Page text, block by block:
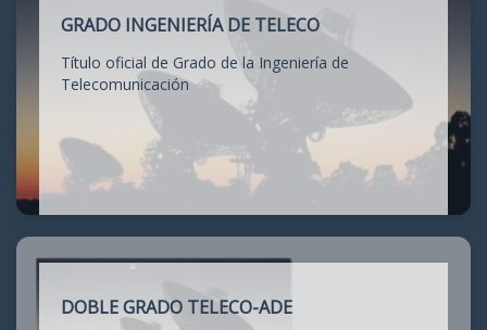
GRADO INGENIERÍA DE TELECO
Título oficial de Grado de la Ingeniería de
Telecomunicación
DOBLE GRADO TELECO-ADE